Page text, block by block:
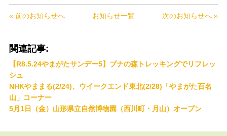
« 前のお知らせへ お知らせ一覧 次のお知らせへ »
関連記事:
【R8.5.24やまがたサンデー5】ブナの森トレッキングでリフレッ
シュ
NHKやままる(2/24)、ウイークエンド東北(2/28)「やまがた百名
山」コーナー
5月1日（金）山形県立自然博物園（西川町・月山）オープン